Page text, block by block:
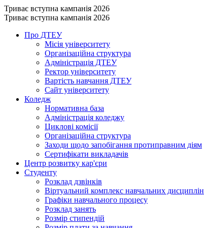
Триває вступна кампанія 2026
Триває вступна кампанія 2026
Про ДТЕУ
Місія університету
Організаційна структура
Адміністрація ДТЕУ
Ректор університету
Вартість навчання ДТЕУ
Сайт університету
Коледж
Нормативна база
Адміністрація коледжу
Циклові комісії
Організаційна структура
Заходи щодо запобігання протиправним діям
Сертифікати викладачів
Центр розвитку кар'єри
Студенту
Розклад дзвінків
Віртуальний комплекс навчальних дисциплін
Графіки навчального процесу
Розклад занять
Розмір стипендій